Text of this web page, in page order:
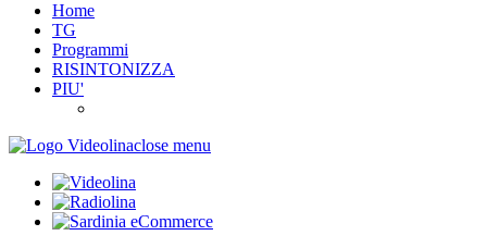
Home
TG
Programmi
RISINTONIZZA
PIU'
close menu